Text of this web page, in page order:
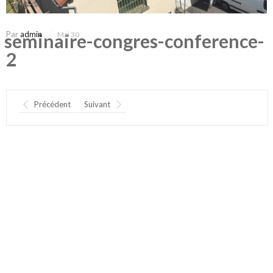
seminaire-congres-conference-
2
Paradmin Mai 30
Précédent Suivant